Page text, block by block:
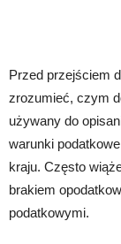
Przed przejściem
zrozumieć, czym
używany do
warunki
kraju. Często
brakiem
podatkowymi.